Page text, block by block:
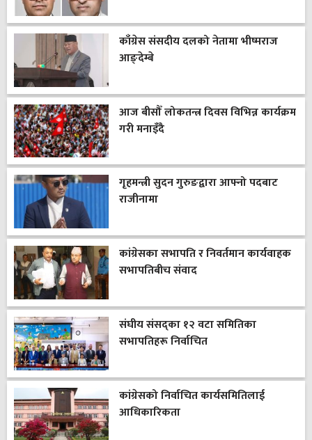
काँग्रेस संसदीय दलको नेतामा भीष्मराज
आङ्देम्बे
आज बीसौँ लोकतन्त्र दिवस विभिन्न कार्यक्रम
गरी मनाइँदै
गृहमन्त्री सुदन गुरुङद्वारा आफ्नो पदबाट
राजीनामा
कांग्रेसका सभापति र निवर्तमान कार्यवाहक
सभापतिबीच संवाद
संघीय संसद्का १२ वटा समितिका
सभापतिहरू निर्वाचित
कांग्रेसको निर्वाचित कार्यसमितिलाई
आधिकारिकता